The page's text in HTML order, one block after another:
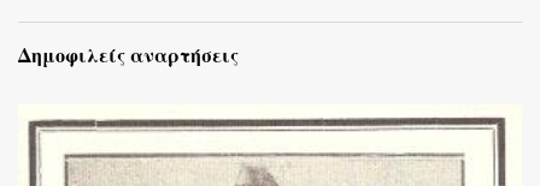
Δημοφιλείς αναρτήσεις